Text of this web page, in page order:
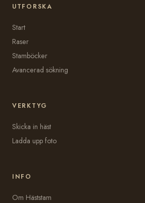
UTFORSKA
Start
Raser
Stamböcker
Avancerad sökning
VERKTYG
Skicka in häst
Ladda upp foto
INFO
Om Häststam